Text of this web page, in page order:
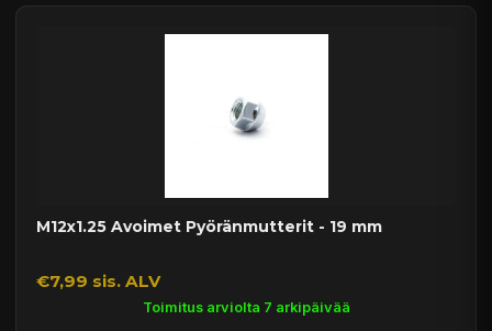
M12x1.25 Avoimet Pyöränmutterit - 19 mm
€7,99 sis. ALV
Toimitus arviolta 7 arkipäivää